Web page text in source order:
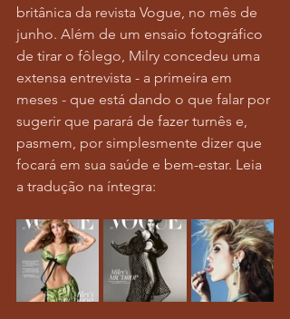
britânica da revista Vogue, no mês de
junho. Além de um ensaio fotográfico
de tirar o fôlego, Milry concedeu uma
extensa entrevista - a primeira em
meses - que está dando o que falar por
sugerir que parará de fazer turnês e,
pasmem, por simplesmente dizer que
focará em sua saúde e bem-estar. Leia
a tradução na íntegra: